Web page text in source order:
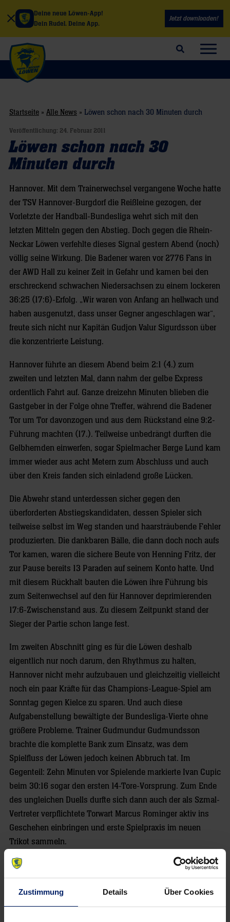
Zustimmung Details Über Cookies
Deine neue Löwen-App!
Dein Rudel. Deine App.
Jetzt downloaden!
Suchfeld öffnen
Startseite » Alle News » Löwen schon nach 30 Minuten durch
Veröffentlichung: 24. Februar 2011
Löwen schon nach 30
Minuten durch
Hannover. Mit dem Trainerwechsel vergangene Woche hatte
der TSV Hannover-Burgdorf die Reißleine gezogen, der
Vorletzte der Handball-Bundesliga wehrt sich mit den
letzten Mitteln gegen den Abstieg. Doch gegen die Rhein-
Neckar Löwen verfehlte dieses Signal gestern Abend (noch)
völlig seine Wirkung. Die Badener waren vor 2776 Fans in
der AWD Hall zu keiner Zeit in Gefahr und kamen bei den
erschreckend schwachen Niedersachsen zu einem lockeren
36:25 (17:6)-Erfolg. „Wir waren von Anfang an hellwach und
haben ausgenutzt, dass unser Gegner angeschlagen war“,
freute sich nicht nur Kapitän Gudjon Valur Sigurdsson über
die konzentrierte Leistung.
Hannover führte an diesem Abend beim 2:1 (4.) zum
zweiten und letzten Mal, dann nahm der gelbe Express
ordentlich Fahrt auf. Ganze dreizehn Minuten blieben die
Gastgeber in der Folge ohne Treffer, während die Badener
Tor um Tor davonzogen und aus dem Rückstand eine 9:2-
Führung machten (17.). Teilweise unbedrängt durften die
Gelbhemden einwerfen, sogar Spielmacher Børge Lund kam
immer wieder aus acht Metern zum Abschluss und auch
über den Kreis fanden sich einladend große Lücken.
Die Abwehr stand unterdessen sicher gegen den
überforderten Abstiegskandidaten, dessen Spieler sich
teilweise selbst im Weg standen und haarsträubende Fehler
produzierten. Die dankbaren Bälle, die dann doch noch aufs
Tor kamen, waren die sichere Beute von Henning Fritz, der
zur Pause bereits 13 Paraden auf seinem Konto hatte. Und
mit diesem Rückhalt bauten die Löwen ihre Führung bis
zum Seitenwechsel auf den für Hannover deprimierenden
17:6-Zwischenstand aus. Zu diesem Zeitpunkt stand der
Sieger der Partie schon lange fest.
Im zweiten Abschnitt ging es für die Löwen deshalb
eigentlich nur noch darum, den Rhythmus zu halten,
Hannover nicht mehr aufzubauen und gleichzeitig vielleicht
noch ein paar Kräfte für das Champions-League-Spiel am
Sonntag gegen Kielce zu sparen. Und auch diese
Aufgabenstellung bewältigte der Bundesliga-Vierte ohne
größere Probleme. Trainer Gudmundur Gudmundsson
brachte die komplette Bank zum Einsatz, was dem
Spielfluss der Löwen jedoch keinen Abbruch tat. Im
Gegenteil: Zehn Minuten vor Spielende markierte Ivan Cupic
beim 30:16 sogar den ersten 14-Tore-Vorsprung. Zum Ende
des ungleichen Duells durfte sich dann auch der als Szmal-
Vertreter verpflichtete Torwart Marcus Rominger aktiv ins
Geschehen einbringen und erste Spielpraxis im neuen
Trikot sammeln.
Alles in allem eine souveräne Leistung, an der vielleicht nur
auszusetzen war, dass die zweite Halbzeit „nur“
Unentschieden ausging. „Das war nicht ganz so toll, wir
wollen uns mit anderen Teams messen“, meinte Torwart